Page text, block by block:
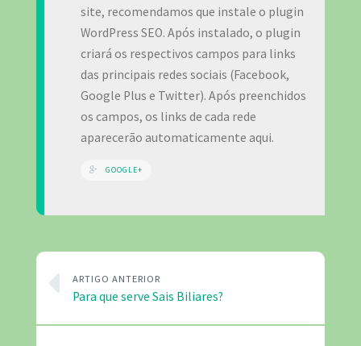
site, recomendamos que instale o plugin
WordPress SEO. Após instalado, o plugin
criará os respectivos campos para links
das principais redes sociais (Facebook,
Google Plus e Twitter). Após preenchidos
os campos, os links de cada rede
aparecerão automaticamente aqui.
GOOGLE+
ARTIGO ANTERIOR
Para que serve Sais Biliares?